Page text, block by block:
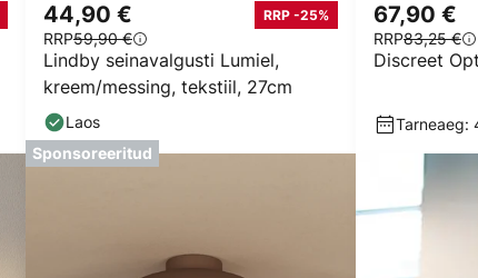
Lindby seinavalgusti Lumiel,
kreem/messing, tekstiil, 27cm
44,90 € RRP -25%
RRP59,90 €
Laos
Discreet
67,90 €
RRP83,25 €
Tarneaeg:
Sponsoreeritud